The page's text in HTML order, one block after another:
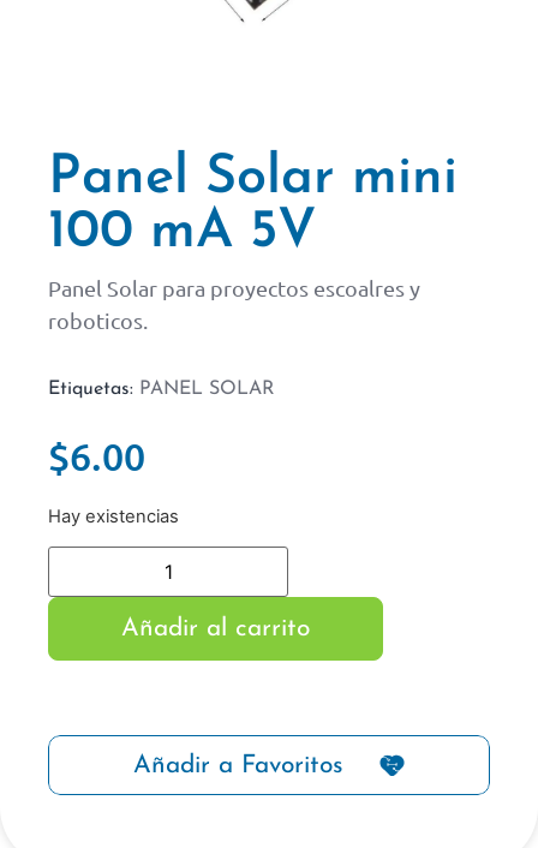
Panel Solar mini
100 mA 5V
Panel Solar para proyectos escoalres y
roboticos.
Etiquetas: PANEL SOLAR
$6.00
Hay existencias
Añadir al carrito
Añadir a Favoritos